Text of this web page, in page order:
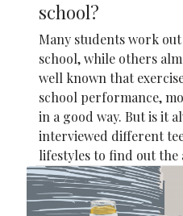
school?
Many students work
school, while others
well known that
school performance,
in a good way. But is it
interviewed different
lifestyles to find out the